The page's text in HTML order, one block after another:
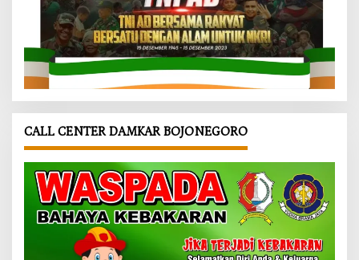
CALL CENTER DAMKAR BOJONEGORO